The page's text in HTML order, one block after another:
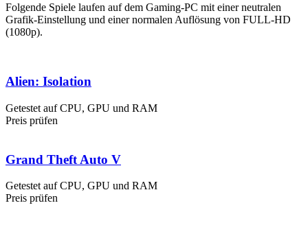
Folgende Spiele laufen auf dem Gaming-PC mit einer neutralen
Grafik-Einstellung und einer normalen Auflösung von FULL-HD
(1080p).
Alien: Isolation
Getestet auf CPU, GPU und RAM
Preis prüfen
Grand Theft Auto V
Getestet auf CPU, GPU und RAM
Preis prüfen